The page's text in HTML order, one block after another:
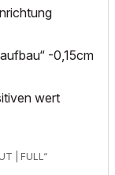
-0,15cm
wert
| FULL“